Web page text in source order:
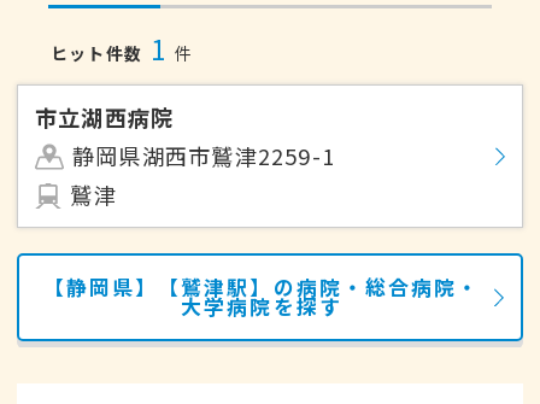
ヒット件数 1 件
市立湖西病院
静岡県湖西市鷲津2259-1
鷲津
【静岡県】【鷲津駅】の病院・総合病院・
大学病院を探す